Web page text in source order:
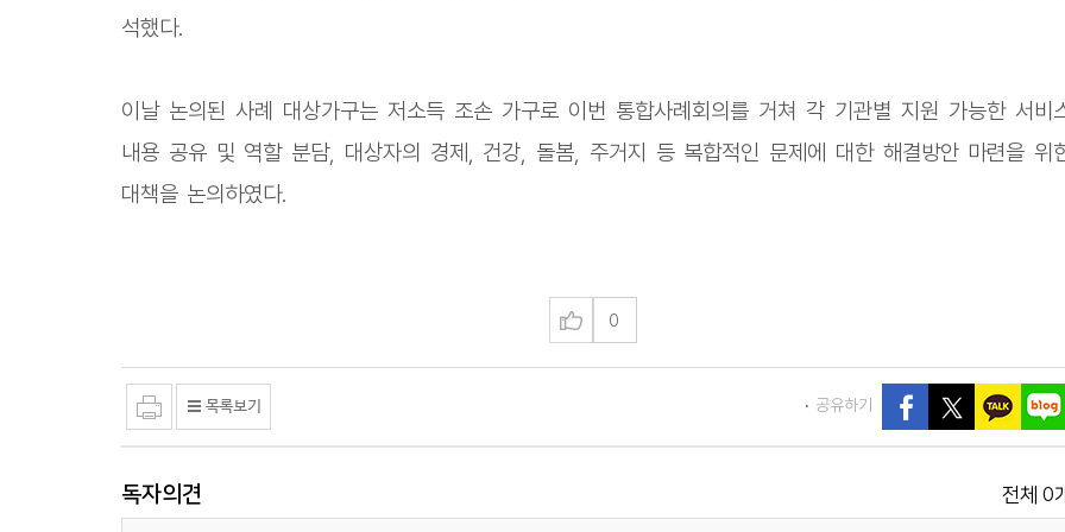
석했다.
이날 논의된 사례 대상가구는 저소득 조손 가구로 이번 통합사례회의를 거쳐 각 기관별 지원 가능한 서비
내용 공유 및 역할 분담, 대상자의 경제, 건강, 돌봄, 주거지 등 복합적인 문제에 대한 해결방안 마련을 위
대책을 논의하였다.
0
공유하기
독자의견 전체 0